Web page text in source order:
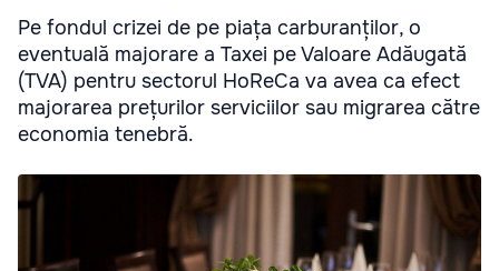
Pe fondul crizei de pe piața carburanților, o
eventuală majorare a Taxei pe Valoare Adăugată
(TVA) pentru sectorul HoReCa va avea ca efect
majorarea prețurilor serviciilor sau migrarea către
economia tenebră.